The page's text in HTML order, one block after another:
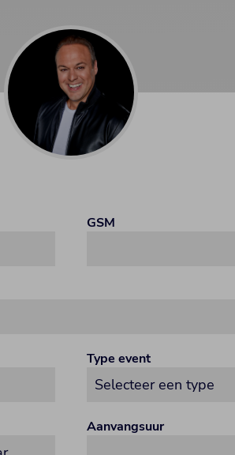
GSM
Type event
Aanvangsuur